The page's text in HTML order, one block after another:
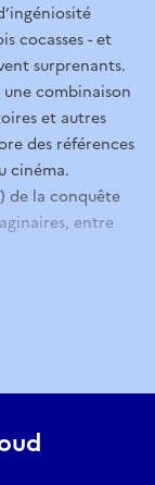
cocasses - et
surprenants.
une combinaison
et autres
des références
cinéma.
de la conquête
entre